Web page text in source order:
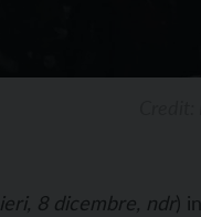
ieri, 8 dicembre, ndr)